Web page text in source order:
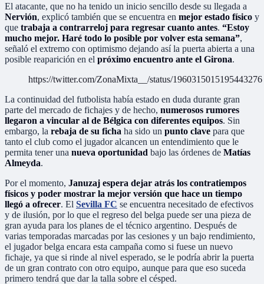
El atacante, que no ha tenido un inicio sencillo desde su llegada a
Nervión, explicó también que se encuentra en mejor estado físico y
que trabaja a contrarreloj para regresar cuanto antes. “Estoy
mucho mejor. Haré todo lo posible por volver esta semana”,
señaló el extremo con optimismo dejando así la puerta abierta a una
posible reaparición en el próximo encuentro ante el Girona.
https://twitter.com/ZonaMixta__/status/1960315015195443276
La continuidad del futbolista había estado en duda durante gran
parte del mercado de fichajes y de hecho, numerosos rumores
llegaron a vincular al de Bélgica con diferentes equipos. Sin
embargo, la rebaja de su ficha ha sido un punto clave para que
tanto el club como el jugador alcancen un entendimiento que le
permita tener una nueva oportunidad bajo las órdenes de Matías
Almeyda.
Por el momento, Januzaj espera dejar atrás los contratiempos
físicos y poder mostrar la mejor versión que hace un tiempo
llegó a ofrecer. El Sevilla FC se encuentra necesitado de efectivos
y de ilusión, por lo que el regreso del belga puede ser una pieza de
gran ayuda para los planes de el técnico argentino. Después de
varias temporadas marcadas por las cesiones y un bajo rendimiento,
el jugador belga encara esta campaña como si fuese un nuevo
fichaje, ya que si rinde al nivel esperado, se le podría abrir la puerta
de un gran contrato con otro equipo, aunque para que eso suceda
primero tendrá que dar la talla sobre el césped.